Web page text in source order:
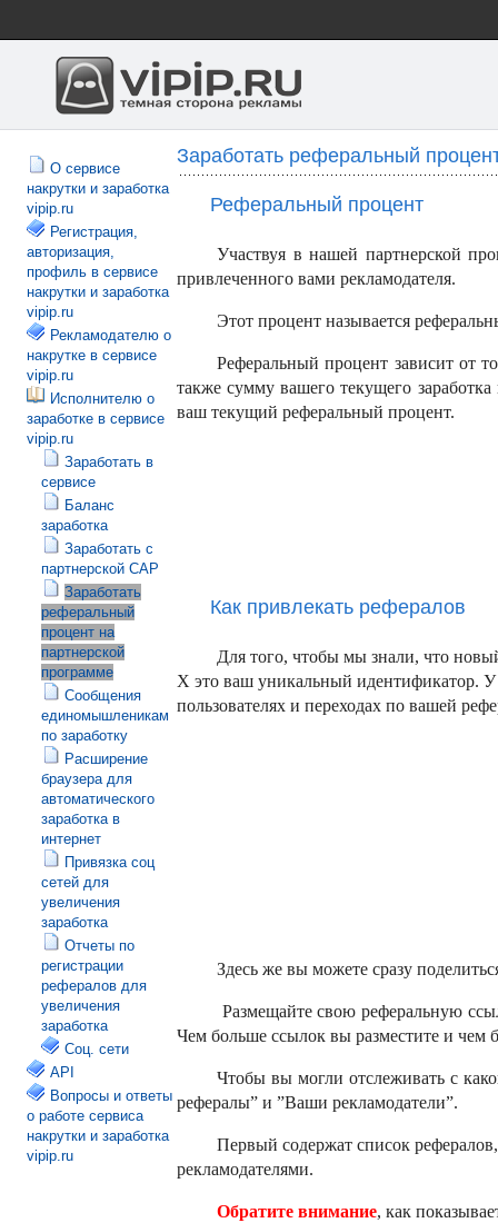
О сервисе
накрутки и заработка
vipip.ru
Регистрация,
авторизация,
профиль в сервисе
накрутки и заработка
vipip.ru
Рекламодателю о
накрутке в сервисе
vipip.ru
Исполнителю о
заработке в сервисе
vipip.ru
Заработать в
сервисе
Баланс
заработка
Заработать с
партнерской САР
Заработать
реферальный
процент на
партнерской
программе
Сообщения
единомышленикам
по заработку
Расширение
браузера для
автоматического
заработка в
интернет
Привязка соц
сетей для
увеличения
заработка
Отчеты по
регистрации
рефералов для
увеличения
заработка
Соц. сети
API
Вопросы и ответы
о работе сервиса
накрутки и заработка
vipip.ru
Заработать реферальный
Реферальный процент
Участвуя в нашей партнерской
привлеченного вами рекламодателя.
Этот процент называется
Реферальный процент зависит от
также сумму вашего текущего
ваш текущий реферальный процент.
Как привлекать рефералов
Для того, чтобы мы знали, что
X это ваш уникальный идентификатор.
пользователях и переходах по вашей
Здесь же вы можете сразу
Размещайте свою реферальную
Чем больше ссылок вы разместите и чем
Чтобы вы могли отслеживать с
рефералы” и ”Ваши рекламодатели”.
Первый содержат список
рекламодателями.
Обратите внимание, как